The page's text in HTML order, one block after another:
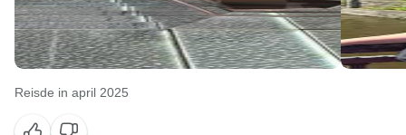
Reisde in april 2025